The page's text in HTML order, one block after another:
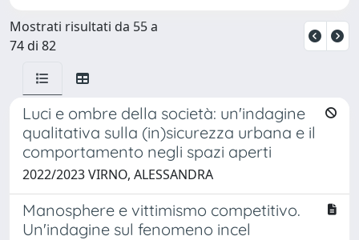
Mostrati risultati da 55 a
74 di 82
Luci e ombre della società: un'indagine
qualitativa sulla (in)sicurezza urbana e il
comportamento negli spazi aperti
2022/2023 VIRNO, ALESSANDRA
Manosphere e vittimismo competitivo.
Un'indagine sul fenomeno incel